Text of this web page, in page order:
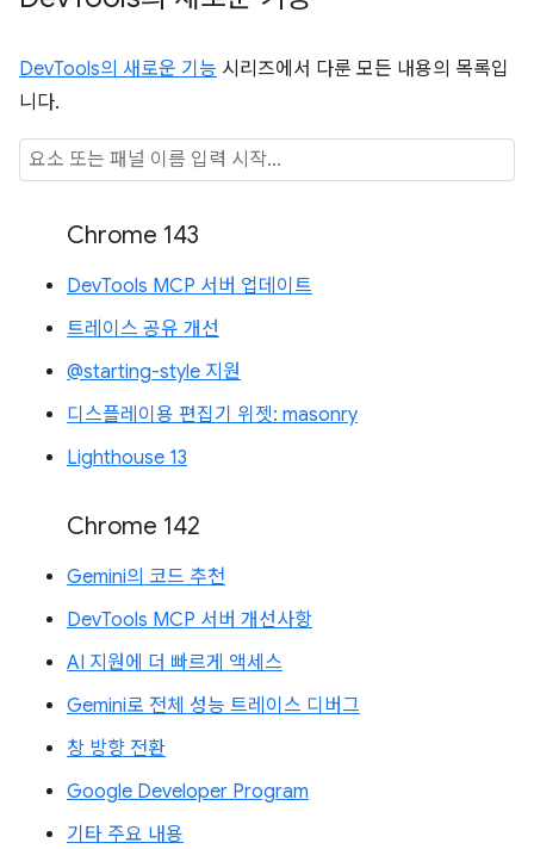
DevTools의 새로운 기능 시리즈에서 다룬 모든 내용의 목록입
니다.
Chrome 143
DevTools MCP 서버 업데이트
트레이스 공유 개선
@starting-style 지원
디스플레이용 편집기 위젯: masonry
Lighthouse 13
Chrome 142
Gemini의 코드 추천
DevTools MCP 서버 개선사항
AI 지원에 더 빠르게 액세스
Gemini로 전체 성능 트레이스 디버그
창 방향 전환
Google Developer Program
기타 주요 내용